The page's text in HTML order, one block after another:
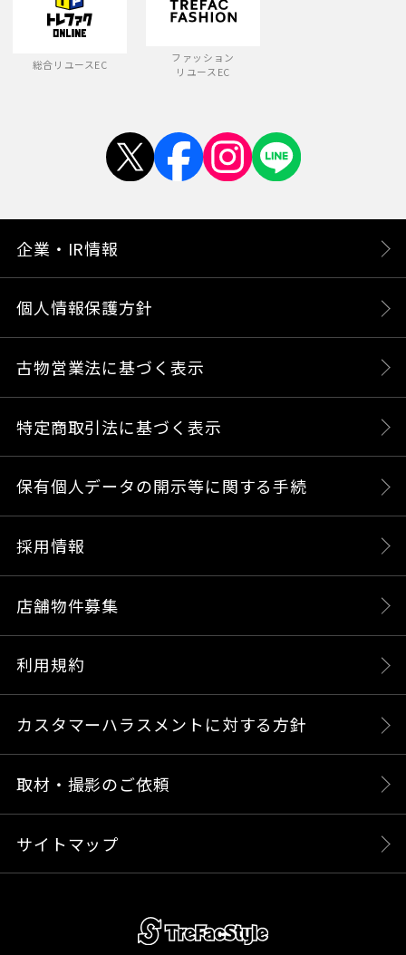
総合リユースEC
ファッション
リユースEC
企業・IR情報
個人情報保護方針
古物営業法に基づく表示
特定商取引法に基づく表示
保有個人データの開示等に関する手続
採用情報
店舗物件募集
利用規約
カスタマーハラスメントに対する方針
取材・撮影のご依頼
サイトマップ